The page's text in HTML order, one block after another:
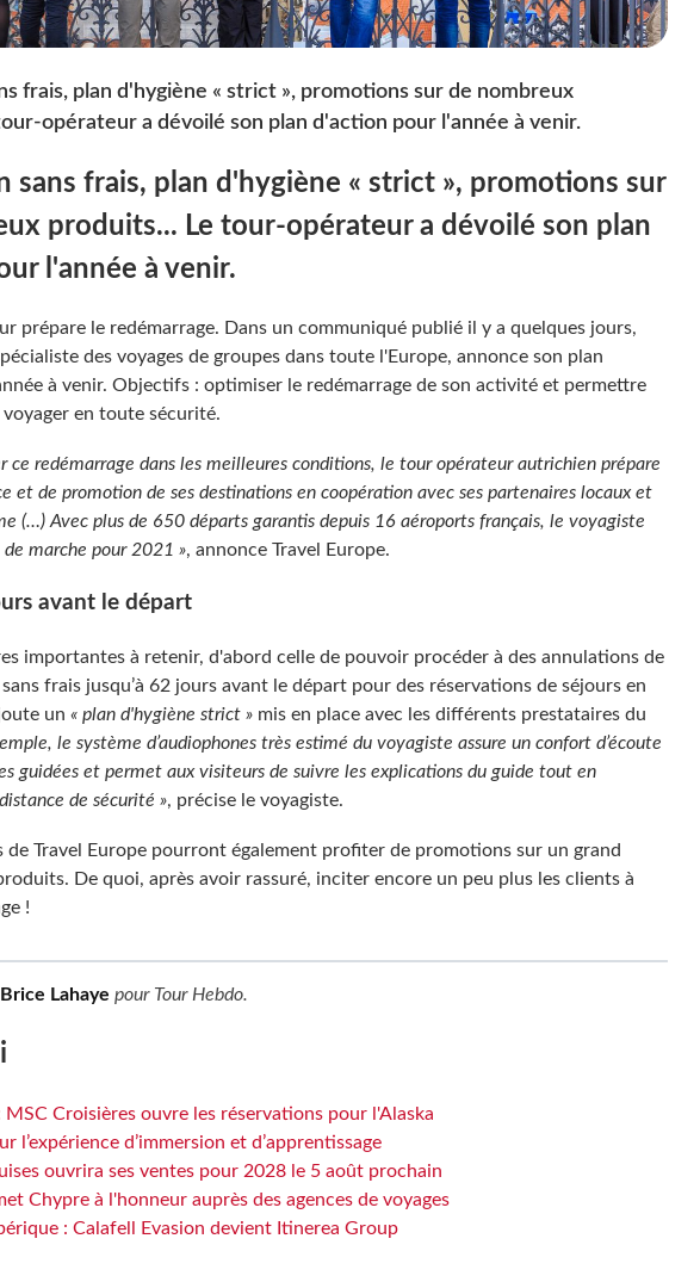
frais, plan d'hygiène « strict », promotions sur de nombreux
opérateur a dévoilé son plan d'action pour l'année à venir.
sans frais, plan d'hygiène « strict », promotions sur
produits... Le tour-opérateur a dévoilé son plan
l'année à venir.
prépare le redémarrage. Dans un communiqué publié il y a quelques jours,
des voyages de groupes dans toute l'Europe, annonce son plan
à venir. Objectifs : optimiser le redémarrage de son activité et permettre
en toute sécurité.
ce redémarrage dans les meilleures conditions, le tour opérateur autrichien prépare
et de promotion de ses destinations en coopération avec ses partenaires locaux et
(…) Avec plus de 650 départs garantis depuis 16 aéroports français, le voyagiste
marche pour 2021 », annonce Travel Europe.
avant le départ
importantes à retenir, d'abord celle de pouvoir procéder à des annulations de
frais jusqu’à 62 jours avant le départ pour des réservations de séjours en
un « plan d'hygiène strict »mis en place avec les différents prestataires du
le système d’audiophones très estimé du voyagiste assure un confort d’écoute
guidées et permet aux visiteurs de suivre les explications du guide tout en
de sécurité », précise le voyagiste.
de Travel Europe pourront également profiter de promotions sur un grand
De quoi, après avoir rassuré, inciter encore un peu plus les clients à
!
Brice Lahaye pour Tour Hebdo.
MSC Croisières ouvre les réservations pour l'Alaska
l’expérience d’immersion et d’apprentissage
ouvrira ses ventes pour 2028 le 5 août prochain
Chypre à l'honneur auprès des agences de voyages
: Calafell Evasion devient Itinerea Group